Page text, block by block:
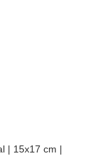
| 15x17 cm |